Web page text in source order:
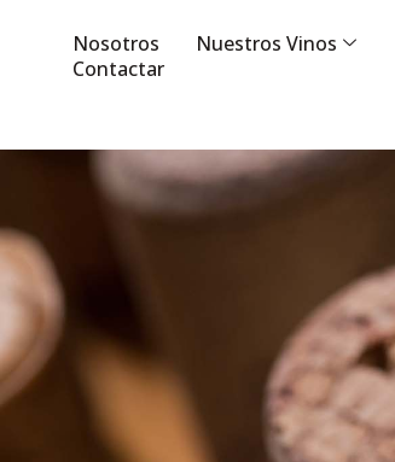
Nosotros Nuestros Vinos
Contactar